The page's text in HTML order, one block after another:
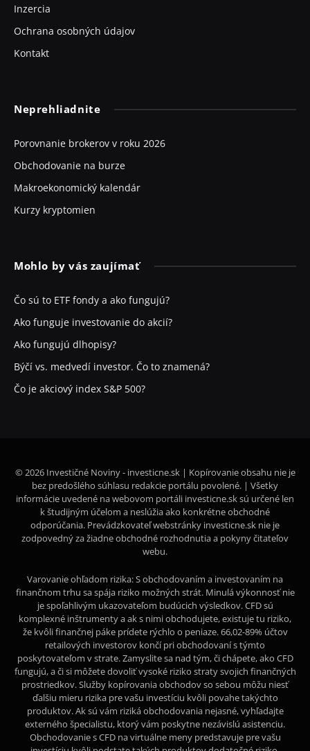
Inzercia
Ochrana osobných údajov
Kontakt
Neprehliadnite
Porovnanie brokerov v roku 2026
Obchodovanie na burze
Makroekonomický kalendár
Kurzy kryptomien
Mohlo by vás zaujímať
Čo sú to ETF fondy a ako fungujú?
Ako funguje investovanie do akcií?
Ako fungujú dlhopisy?
Býčí vs. medvedí investor. Čo to znamená?
Čo je akciový index S&P 500?
© 2026 Investičné Noviny - investicne.sk | Kopírovanie obsahu nie je
bez predošlého súhlasu redakcie portálu povolené. | Všetky
informácie uvedené na webovom portáli investicne.sk sú určené len
k študijným účelom a neslúžia ako konkrétne obchodné
odporúčania. Prevádzkovateľ webstránky investicne.sk nie je
zodpovedný za žiadne obchodné rozhodnutia a pokyny čitateľov
webu.
Varovanie ohľadom rizika: S obchodovaním a investovaním na
finančnom trhu sa spája riziko možných strát. Minulá výkonnosť nie
je spoľahlivým ukazovateľom budúcich výsledkov. CFD sú
komplexné inštrumenty a ak s nimi obchodujete, existuje tu riziko,
že kvôli finančnej páke prídete rýchlo o peniaze. 66,02-89% účtov
retailových investorov končí pri obchodovaní s týmto
poskytovateľom v strate. Zamyslite sa nad tým, či chápete, ako CFD
fungujú, a či si môžete dovoliť vysoké riziko straty svojich finančných
prostriedkov. Služby kopírovania obchodov so sebou môžu niesť
ďalšiu mieru rizika pre vašu investíciu kvôli povahe takýchto
produktov. Ak sú vám riziká obchodovania nejasné, vyhľadajte
externého špecialistu, ktorý vám poskytne nezávislú asistenciu.
Obchodovanie s CFD na virtuálne meny predstavuje pre vašu